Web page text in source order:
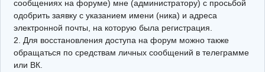
Телеграм
сообщениях на форуме) мне (администратору) с просьбой
одобрить заявку с указанием имени (ника) и адреса
электронной почты, на которую была регистрация.
2. Для восстановления доступа на форум можно также
обращаться по средствам личных сообщений в телеграмме
или ВК.